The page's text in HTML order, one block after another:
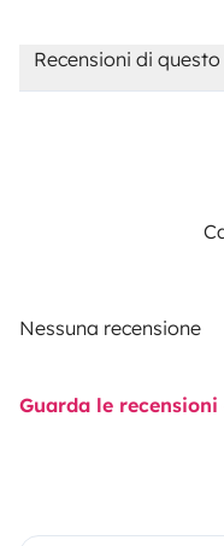
Recensioni di
Nessuna recensione
Guarda le